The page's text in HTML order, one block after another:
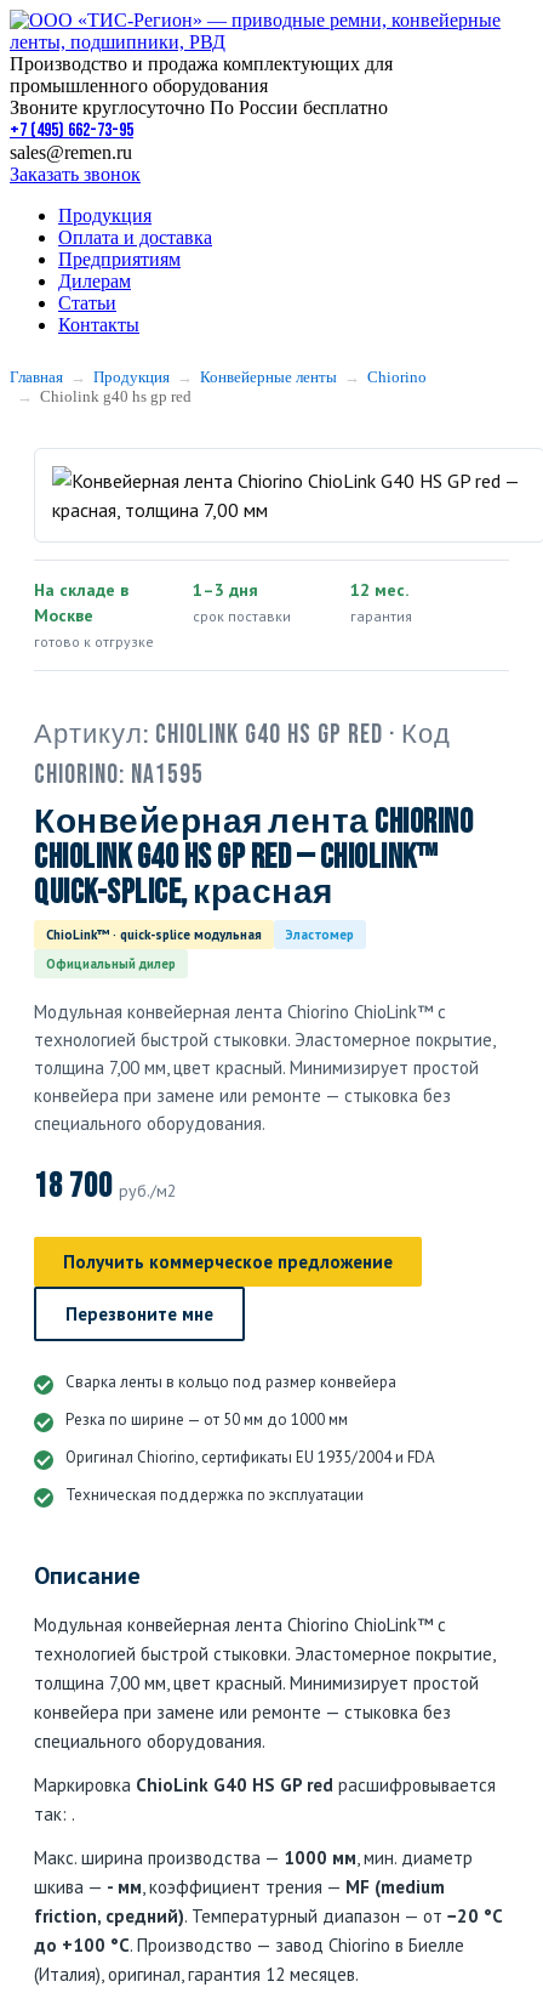
Производство и продажа комплектующих для
промышленного оборудования
Звоните круглосуточно По России бесплатно
+7 (495) 662-73-95
sales@remen.ru
Заказать звонок
Продукция
Оплата и доставка
Предприятиям
Дилерам
Статьи
Контакты
Главная Продукция Конвейерные ленты
Chiorino
Chiolink g40 hs gp red
На складе в
Москве
готово к отгрузке
1–3 дня
срок поставки
12 мес.
гарантия
Артикул: ChioLink G40 HS GP red · Код
Chiorino: NA1595
Конвейерная лента Chiorino
ChioLink G40 HS GP red — ChioLink™
quick-splice, красная
ChioLink™ · quick-splice модульная
Эластомер
Официальный дилер
Модульная конвейерная лента Chiorino ChioLink™ с
технологией быстрой стыковки. Эластомерное покрытие,
толщина 7,00 мм, цвет красный. Минимизирует простой
конвейера при замене или ремонте — стыковка без
специального оборудования.
18 700 руб./м2
Получить коммерческое предложение
Перезвоните мне
Сварка ленты в кольцо под размер конвейера
Резка по ширине — от 50 мм до 1000 мм
Оригинал Chiorino, сертификаты EU 1935/2004 и FDA
Техническая поддержка по эксплуатации
Описание
Модульная конвейерная лента Chiorino ChioLink™ с
технологией быстрой стыковки. Эластомерное покрытие,
толщина 7,00 мм, цвет красный. Минимизирует простой
конвейера при замене или ремонте — стыковка без
специального оборудования.
Маркировка ChioLink G40 HS GP red расшифровывается
так: .
Макс. ширина производства — 1000 мм, мин. диаметр
шкива — - мм, коэффициент трения — MF (medium
friction, средний). Температурный диапазон — от −20 °C
до +100 °C. Производство — завод Chiorino в Биелле
(Италия), оригинал, гарантия 12 месяцев.